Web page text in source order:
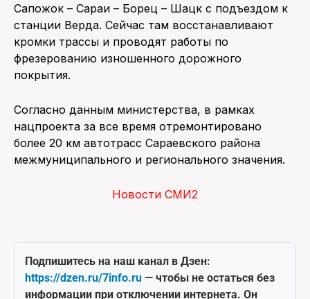
Сапожок – Сараи – Борец – Шацк с подъездом к
станции Верда. Сейчас там восстанавливают
кромки трассы и проводят работы по
фрезерованию изношенного дорожного
покрытия.
Согласно данным министерства, в рамках
нацпроекта за все время отремонтировано
более 20 км автотрасс Сараевского района
межмуниципального и регионального значения.
Новости СМИ2
Подпишитесь на наш канал в Дзен:
https://dzen.ru/7info.ru — чтобы не остаться без
информации при отключении интернета. Он